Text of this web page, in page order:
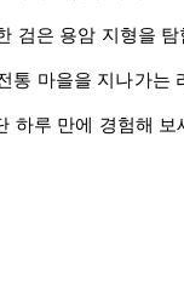
검은 용암 지형을 탐
통 마을을 지나가는
하루 만에 경험해 보